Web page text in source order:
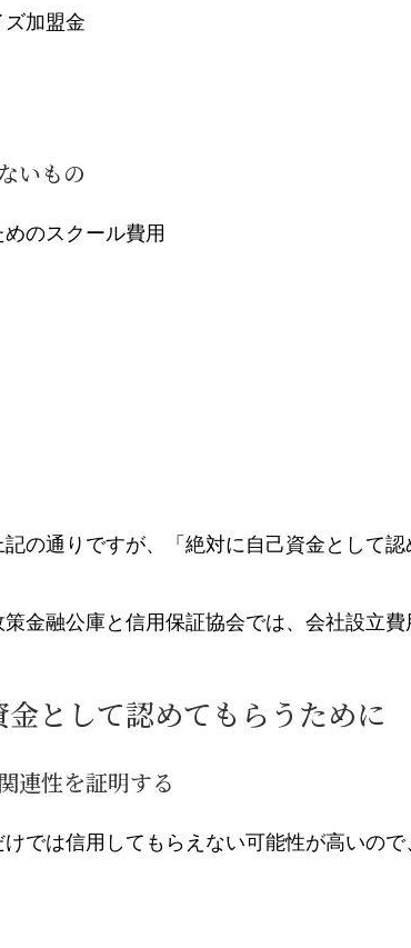
ズ加盟金
いもの
めのスクール費用
の通りですが、「絶対に自己資金として認
金融公庫と信用保証協会では、会社設立費
金として認めてもらうために
連性を証明する
では信用してもらえない可能性が高いの